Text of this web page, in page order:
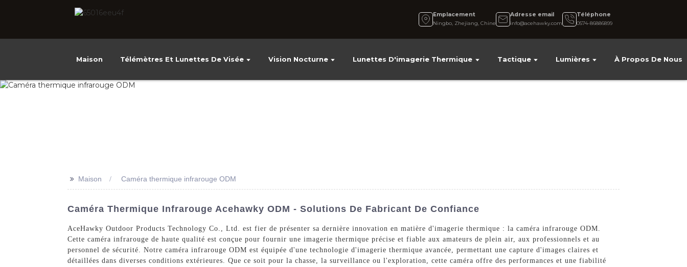
Emplacement
Ningbo, Zhejiang, Chine
Adresse email
info@acehawky.com
Téléphone
0574-86886899
Maison Télémètres Et Lunettes De Visée Vision Nocturne Lunettes D'imagerie Thermique Tactique Lumières À Propos De Nous
>> Maison Caméra thermique infrarouge ODM
Caméra Thermique Infrarouge Acehawky ODM - Solutions De Fabricant De Confiance
AceHawky Outdoor Products Technology Co., Ltd. est fier de présenter sa dernière innovation en matière d'imagerie thermique : la caméra infrarouge ODM.
Cette caméra infrarouge de haute qualité est conçue pour fournir une imagerie thermique précise et fiable aux amateurs de plein air, aux professionnels et au
personnel de sécurité. Notre caméra infrarouge ODM est équipée d'une technologie d'imagerie thermique avancée, permettant une capture d'images claires et
détaillées dans diverses conditions extérieures. Que ce soit pour la chasse, la surveillance ou l'exploration, cette caméra offre des performances et une fiabilité